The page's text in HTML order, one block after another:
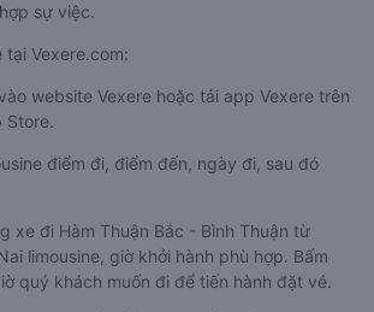
sự việc.
Vexere.com:
website Vexere hoặc tải app Vexere trên
Store.
điểm đi, điểm đến, ngày đi, sau đó
xe đi Hàm Thuận Bắc - Bình Thuận từ
limousine, giờ khởi hành phù hợp. Bấm
quý khách muốn đi để tiến hành đặt vé.